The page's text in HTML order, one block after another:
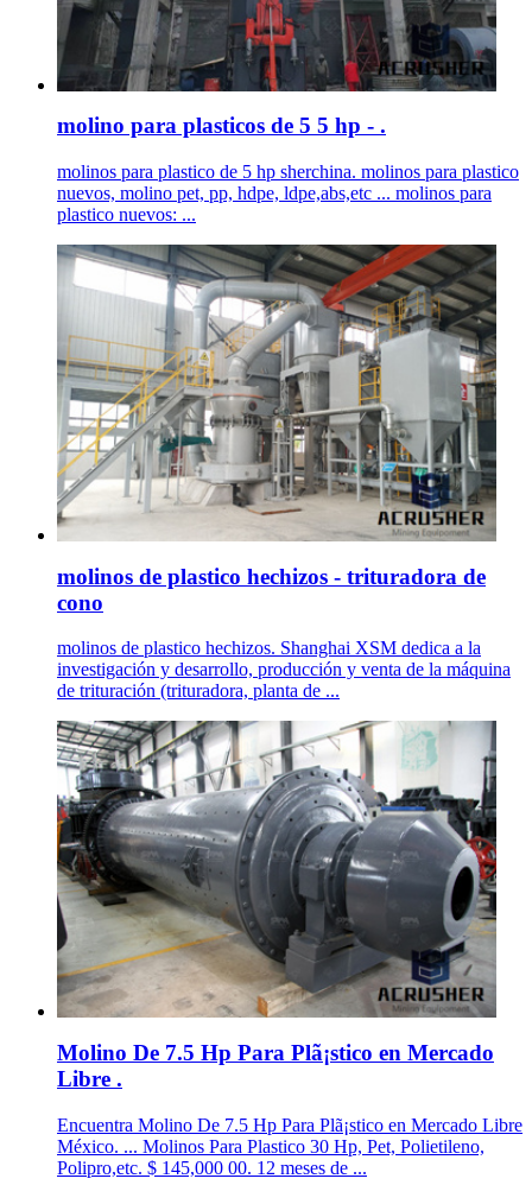
molino para plasticos de 5 5 hp - .
molinos para plastico de 5 hp sherchina. molinos para plastico
nuevos, molino pet, pp, hdpe, ldpe,abs,etc ... molinos para
plastico nuevos: ...
molinos de plastico hechizos - trituradora de
cono
molinos de plastico hechizos. Shanghai XSM dedica a la
investigación y desarrollo, producción y venta de la máquina
de trituración (trituradora, planta de ...
Molino De 7.5 Hp Para Plã¡stico en Mercado
Libre .
Encuentra Molino De 7.5 Hp Para Plã¡stico en Mercado Libre
México. ... Molinos Para Plastico 30 Hp, Pet, Polietileno,
Polipro,etc. $ 145,000 00. 12 meses de ...